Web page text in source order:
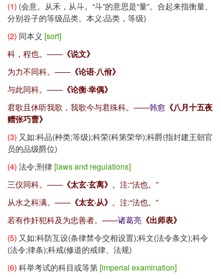
(1) (会意。从禾，从斗。 “斗”的意思是“量”。合起来指衡量、
分别谷子的等级品类。本义:品类，等级)
(2) 同本义 [sort]
科，程也。—— 《说文》
为力不同科。—— 《论语·八佾》
与此同科。—— 《论衡·幸偶》
君歌且休听我歌，我歌今与君殊科。——韩愈 《八月十五夜
赠张巧曹》
(3) 又如:科品(种类;等级);科荣(科第荣华);科爵(指封建王朝官
员的品级爵位)
(4) 法令;刑律 [laws and regulations]
三仪同科。—— 《太玄·玄离》 。注:“法也。”
从水之科满。—— 《太玄·从》 。注:“法也。”
若有作奸犯科及为忠善者。——诸葛亮 《出师表》
(5) 又如:科防互设(条律禁令交相设置);科文(法令条文);科令
(法令;律条);科戒(修道的戒律、法规)
(6) 科举考试的科目或等第 [imperial examination]